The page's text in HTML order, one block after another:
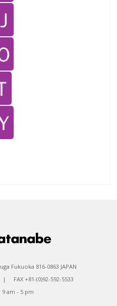
Ｊ
Fukuoka 816-0863 JAPAN
| FAX +81-(0)92-592-5533
9 am - 5 pm